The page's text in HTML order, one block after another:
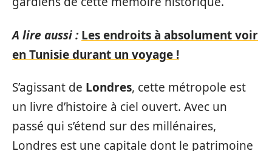
A lire aussi : Les endroits à absolument voir
en Tunisie durant un voyage !
S’agissant de Londres, cette métropole est
un livre d’histoire à ciel ouvert. Avec un
passé qui s’étend sur des millénaires,
Londres est une capitale dont le patrimoine